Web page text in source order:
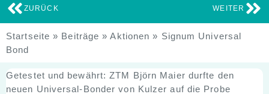
ZURÜCK WEITER
Startseite » Beiträge »Aktionen » Signum Universal
Bond
Getestet und bewährt: ZTM Björn Maier durfte den
neuen Universal-Bonder von Kulzer auf die Probe